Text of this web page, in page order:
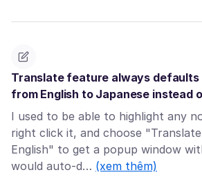
Translate feature always
from English to Japanese instead
I used to be able to highlight any
right click it, and choose
English" to get a popup window
would auto-d… (xem thêm)